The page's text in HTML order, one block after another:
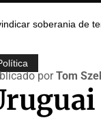
soberania de
porTom